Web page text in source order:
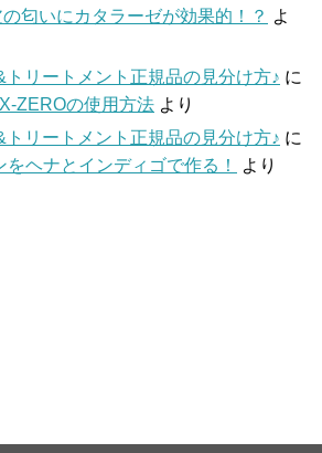
匂いにカタラーゼが効果的！？ よ
トリートメント正規品の見分け方♪ に
ZEROの使用方法 より
トリートメント正規品の見分け方♪ に
ヘナとインディゴで作る！
より